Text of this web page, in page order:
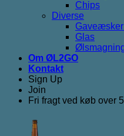
Chips
Diverse
Glas
Om ØL2GO
Kontakt
Sign Up
Join
Fri fragt ved køb over